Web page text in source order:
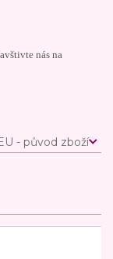
nás na
- původ zboží